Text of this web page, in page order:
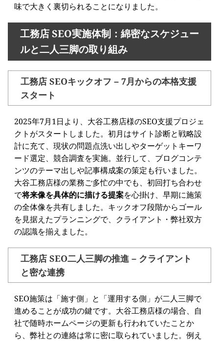
味で大きく裏切られることになりました。
工務店 SEO実施体制：綿密なスケジュー
ルと二人三脚の取り組み
工務店 SEOキックオフ – 7月からの本格支援
スタート
2025年7月1日より、大谷工務店様のSEO支援プロジェ
クトがスタートしました。初月はサイト診断と戦略設
計に充て、現状の問題点洗い出しやターゲットキーワ
ード選定、競合調査を実施。並行して、ブログコンテ
ンツのテーマ出しや記事構成案の策定も行いました。
大谷工務店様の業務ご多忙の中でも、初回打ち合わせ
で将来像を具体的に描ける提案を心掛け、早期に施策
の全体像を共有しました。キックオフ段階からゴール
を見据えたプランニングで、クライアント・弊社双方
の認識を揃えました。
工務店 SEO二人三脚の推進 – クライアント
と密な連携
SEO施策は「施す側」と「運用する側」が二人三脚で
進めることが成功の鍵です。大谷工務店様の場合、自
社で随時ホームページの更新も行われていたことか
ら、弊社との連絡は常に密に取られていました。例え